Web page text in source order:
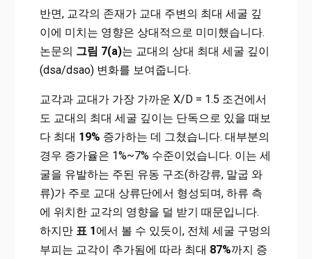
반면, 교각의 존재가 교대 주변의 최대 세굴 깊
이에 미치는 영향은 상대적으로 미미했습니다.
논문의 그림 7(a)는 교대의 상대 최대 세굴 깊이
(dsa/dsao) 변화를 보여줍니다.
교각과 교대가 가장 가까운 X/D = 1.5 조건에서
도 교대의 최대 세굴 깊이는 단독으로 있을 때보
다 최대 19% 증가하는 데 그쳤습니다. 대부분의
경우 증가율은 1%~7% 수준이었습니다. 이는 세
굴을 유발하는 주된 유동 구조(하강류, 말굽 와
류)가 주로 교대 상류단에서 형성되며, 하류 측
에 위치한 교각의 영향을 덜 받기 때문입니다.
하지만 표 1 에서 볼 수 있듯이, 전체 세굴 구멍의
부피는 교각이 추가됨에 따라 최대 87%까지 증